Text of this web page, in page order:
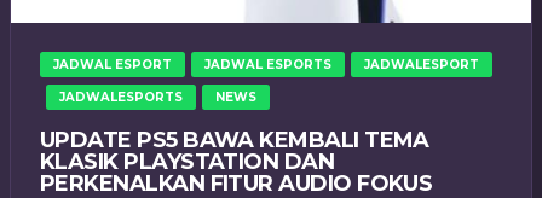
JADWAL ESPORT JADWAL ESPORTS JADWALESPORT
JADWALESPORTS NEWS
UPDATE PS5 BAWA KEMBALI TEMA
KLASIK PLAYSTATION DAN
PERKENALKAN FITUR AUDIO FOKUS